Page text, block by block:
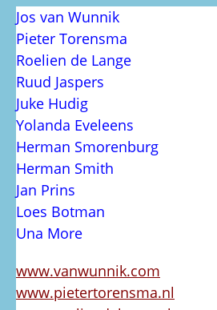
Jos van Wunnik
Pieter Torensma
Roelien de Lange
Ruud Jaspers
Juke Hudig
Yolanda Eveleens
Herman Smorenburg
Herman Smith
Jan Prins
Loes Botman
Una More
www.vanwunnik.com
www.pietertorensma.nl